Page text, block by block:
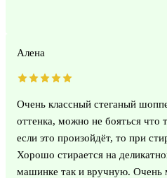
Алена
Очень классный стеганый
оттенка, можно не бояться что
если это произойдёт, то при
Хорошо стирается на
машинке так и вручную. Очень